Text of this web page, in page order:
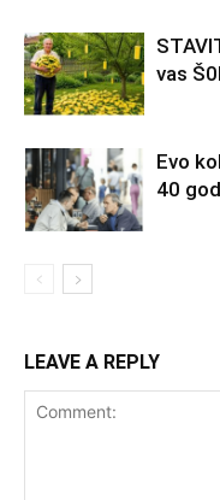
vas
Evo
40
LEAVE A REPLY